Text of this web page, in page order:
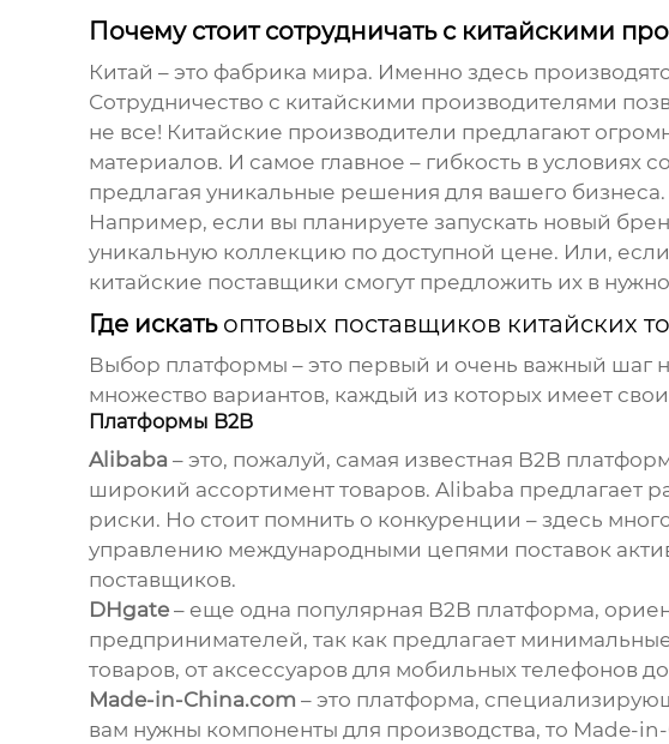
Почему стоит сотрудничать с китайскими
Китай – это фабрика мира. Именно здесь
Сотрудничество с китайскими производителями
не все! Китайские производители предлагают
материалов. И самое главное – гибкость в условиях
предлагая уникальные решения для вашего бизнеса.
Например, если вы планируете запускать новый
уникальную коллекцию по доступной цене. Или,
китайские поставщики смогут предложить их в
Где искать оптовых поставщиков китайских
Выбор платформы – это первый и очень важный шаг
множество вариантов, каждый из которых имеет
Платформы B2B
Alibaba – это, пожалуй, самая известная B2B
широкий ассортимент товаров. Alibaba предлагает
риски. Но стоит помнить о конкуренции – здесь
управлению международными цепями поставок
поставщиков.
DHgate– еще одна популярная B2B платформа,
предпринимателей, так как предлагает
товаров, от аксессуаров для мобильных телефонов
Made-in-China.com – это платформа,
вам нужны компоненты для производства, то Made-